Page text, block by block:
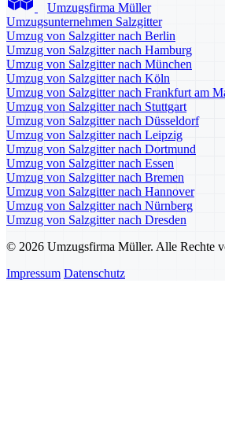
Umzugsfirma Müller
Umzugsunternehmen Salzgitter
Umzug von Salzgitter nach Berlin
Umzug von Salzgitter nach Hamburg
Umzug von Salzgitter nach München
Umzug von Salzgitter nach Köln
Umzug von Salzgitter nach Frankfurt am
Umzug von Salzgitter nach Stuttgart
Umzug von Salzgitter nach Düsseldorf
Umzug von Salzgitter nach Leipzig
Umzug von Salzgitter nach Dortmund
Umzug von Salzgitter nach Essen
Umzug von Salzgitter nach Bremen
Umzug von Salzgitter nach Hannover
Umzug von Salzgitter nach Nürnberg
Umzug von Salzgitter nach Dresden
© 2026 Umzugsfirma Müller. Alle Rechte
Impressum Datenschutz